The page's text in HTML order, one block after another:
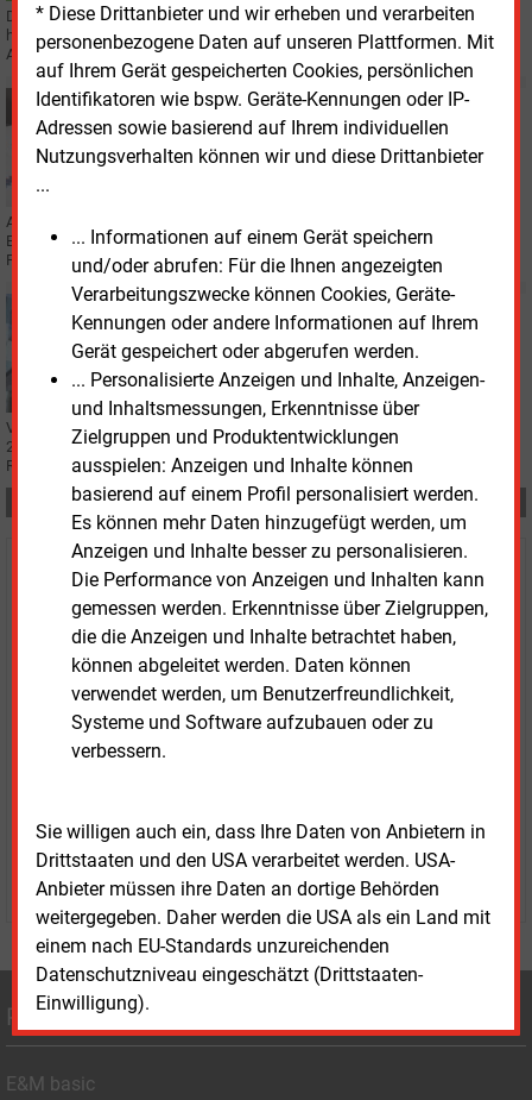
* Diese Drittanbieter und wir erheben und verarbeiten
personenbezogene Daten auf unseren Plattformen. Mit
auf Ihrem Gerät gespeicherten Cookies, persönlichen
Identifikatoren wie bspw. Geräte-Kennungen oder IP-
Adressen sowie basierend auf Ihrem individuellen
Nutzungsverhalten können wir und diese Drittanbieter
...
... Informationen auf einem Gerät speichern
und/oder abrufen: Für die Ihnen angezeigten
Verarbeitungszwecke können Cookies, Geräte-
Kennungen oder andere Informationen auf Ihrem
Gerät gespeichert oder abgerufen werden.
... Personalisierte Anzeigen und Inhalte, Anzeigen-
und Inhaltsmessungen, Erkenntnisse über
Zielgruppen und Produktentwicklungen
ausspielen: Anzeigen und Inhalte können
basierend auf einem Profil personalisiert werden.
Es können mehr Daten hinzugefügt werden, um
Anzeigen und Inhalte besser zu personalisieren.
Die Performance von Anzeigen und Inhalten kann
gemessen werden. Erkenntnisse über Zielgruppen,
die die Anzeigen und Inhalte betrachtet haben,
können abgeleitet werden. Daten können
verwendet werden, um Benutzerfreundlichkeit,
Systeme und Software aufzubauen oder zu
verbessern.
Sie willigen auch ein, dass Ihre Daten von Anbietern in
Drittstaaten und den USA verarbeitet werden. USA-
Anbieter müssen ihre Daten an dortige Behörden
weitergegeben. Daher werden die USA als ein Land mit
einem nach EU-Standards unzureichenden
Datenschutzniveau eingeschätzt (Drittstaaten-
Einwilligung).
Das Öko-Institut hat ein Online-Tool entwickelt, das Kommunen und Gremien
helfen soll, Klimaschutz sozial gerecht zu gestalten und gesellschaftliche
Akzeptanz früh zu berücksichtigen.
Freitag, 13.02.2026, 14:22
STUDIEN
CO2-Einlagerung kostet bis zu 300 Euro je Tonne
Agora Industrie und das Öko-Institut haben eine Analyse zur CO2-
Einlagerung vorgelegt. Demnach liegen CCS-Kosten deutlich über dem ETS-
Preis, es fehlen Förder- und Investitionsanreize.
WIRTSCHAFT
„Die fossile Wirtschaft wird enden“
Vattenfall-Chefin Anna Borg kündigt den Abschied von fossilen Energien bis
2040 an. Der Konzern investiert Milliarden in Wind und Netze und setzt auf
Rentabilität im Umbau.
Teilen:
Haben Sie Interesse an Content oder
Mehrfachzugängen für Ihr Unternehmen?
Sprechen Sie uns an, wenn Sie Fragen zur Nutzung von
E&M-Inhalten oder den verschiedenen Abonnement-
Paketen haben.
Das E&M-Vertriebsteam freut sich unter Tel. 08152 / 93
Produkte
E&M basic